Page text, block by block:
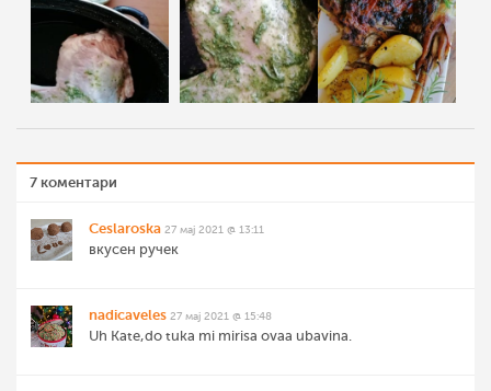
7 коментари
Ceslaroska 27 мај 2021 @ 13:11
вкусен ручек
nadicaveles 27 мај 2021 @ 15:48
Uh Kate,do tuka mi mirisa ovaa ubavina.